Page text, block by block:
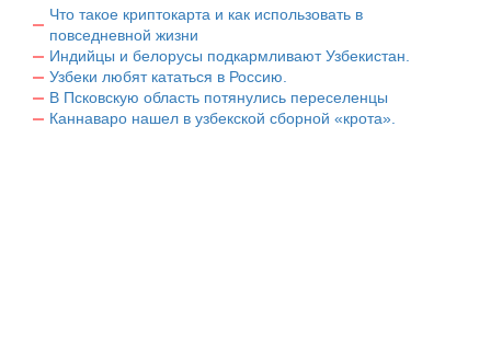
Что такое криптокарта и как использовать в
повседневной жизни
Индийцы и белорусы подкармливают Узбекистан.
Узбеки любят кататься в Россию.
В Псковскую область потянулись переселенцы
Каннаваро нашел в узбекской сборной «крота».